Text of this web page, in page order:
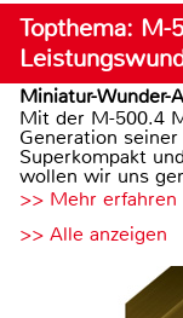
Topthema: M-
Miniatur-Wunder-
Mit der M-500.4
Generation
Superkompakt
wollen wir uns
>> Mehr erfahren
>> Alle anzeigen